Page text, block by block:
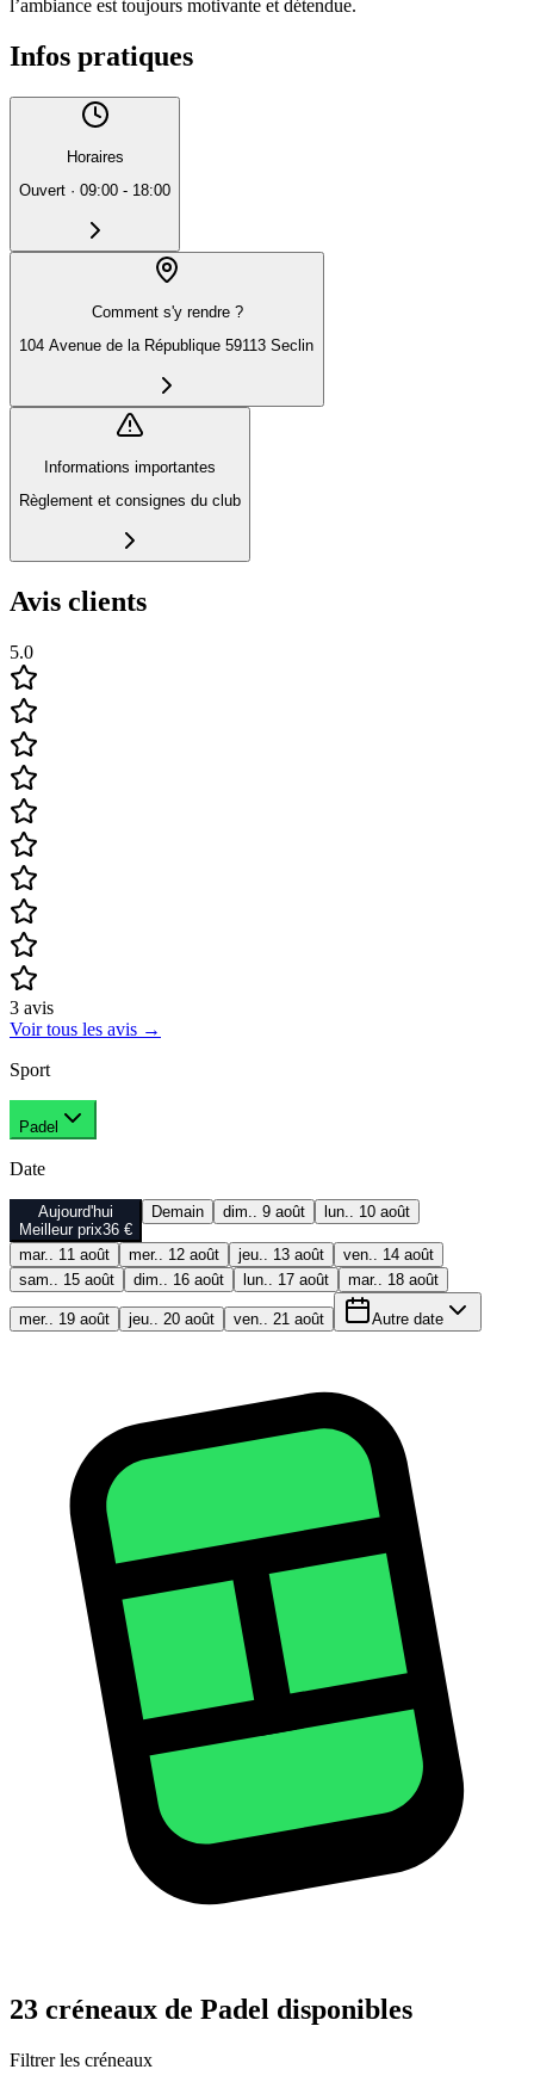
l’ambiance est toujours motivante et détendue.
Infos pratiques
Horaires
Ouvert · 09:00 - 18:00
Comment s'y rendre ?
104 Avenue de la République 59113 Seclin
Informations importantes
Règlement et consignes du club
Avis clients
5.0
3 avis
Voir tous les avis →
Sport
Padel
Date
Aujourd'hui
Meilleur prix36 €
Demain dim.. 9 août lun.. 10 août
mar.. 11 août mer.. 12 août jeu.. 13 août
ven.. 14 août
sam.. 15 août
dim.. 16 août lun.. 17 août mar.. 18 août
mer.. 19 août jeu.. 20 août ven.. 21 août Autre date
23 créneaux de Padel disponibles
Filtrer les créneaux